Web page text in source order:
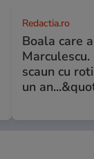
Redactia.ro
Boala care
scaun cu
un